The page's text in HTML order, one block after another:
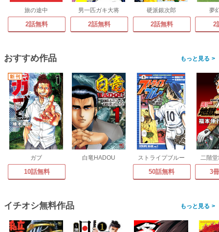
旅の途中
2話無料
男一匹ガキ大将
2話無料
硬派銀次郎
2話無料
夢
2
おすすめ作品 >
ガブ
10話無料
白竜HADOU ストライプブルー
50話無料
二階
3
イチオシ無料作品 >